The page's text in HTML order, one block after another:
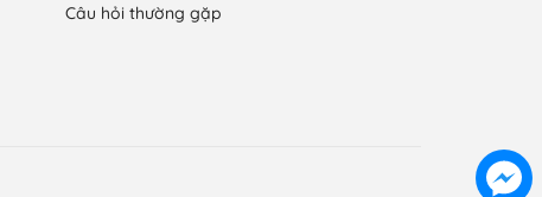
Câu hỏi thường gặp